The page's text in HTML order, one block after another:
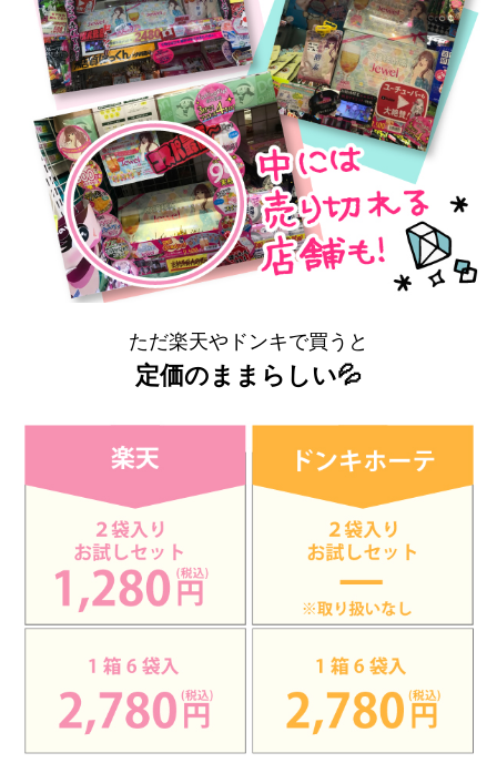
ただ楽天やドンキで買うと
定価のままらしい💦